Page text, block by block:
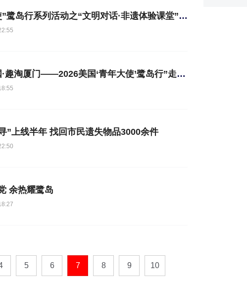
“青年大使”鹭岛行系列活动之“文明对话·非遗体验课堂”活动走进屿见闽南
“友行中国·趣淘厦门——2026美国‘青年大使’鹭岛行”走进厦门市中医院
”上线半年 找回市民遗失物品3000余件
余热耀鹭岛
5 6 7 8 9 10